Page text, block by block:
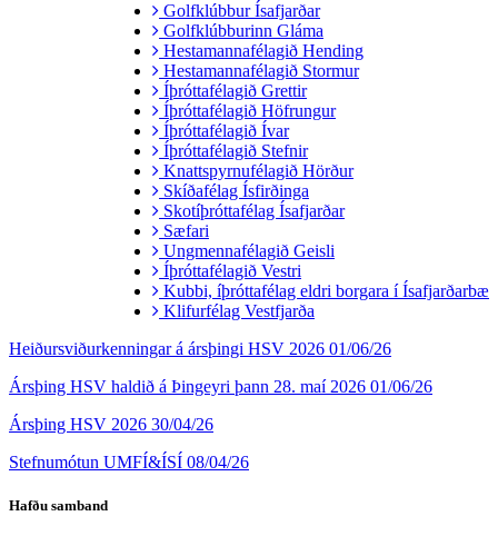
Golfklúbbur Ísafjarðar
Golfklúbburinn Gláma
Hestamannafélagið Hending
Hestamannafélagið Stormur
Íþróttafélagið Grettir
Íþróttafélagið Höfrungur
Íþróttafélagið Ívar
Íþróttafélagið Stefnir
Knattspyrnufélagið Hörður
Skíðafélag Ísfirðinga
Skotíþróttafélag Ísafjarðar
Sæfari
Ungmennafélagið Geisli
Íþróttafélagið Vestri
Kubbi, íþróttafélag eldri borgara í Ísafjarðarbæ
Klifurfélag Vestfjarða
Heiðursviðurkenningar á ársþingi HSV 2026 01/06/26
Ársþing HSV haldið á Þingeyri þann 28. maí 2026 01/06/26
Ársþing HSV 2026 30/04/26
Stefnumótun UMFÍ&ÍSÍ 08/04/26
Hafðu samband